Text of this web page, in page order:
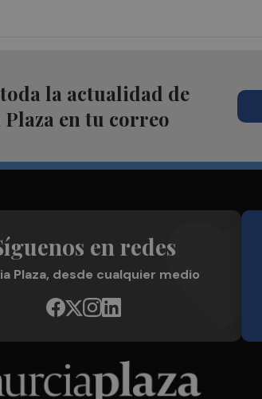
la actualidad de
en tu correo
en redes
Plaza, desde cualquier medio